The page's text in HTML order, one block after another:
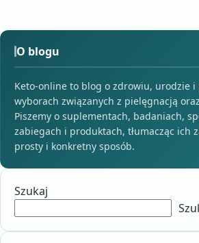
O blogu
Keto-online to blog o zdrowiu, urodzie i
wyborach związanych z pielęgnacją
Piszemy o suplementach, badaniach,
zabiegach i produktach, tłumacząc ich
prosty i konkretny sposób.
Szukaj